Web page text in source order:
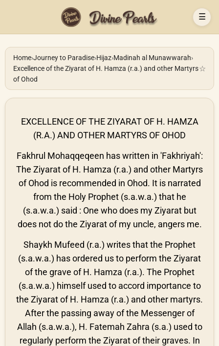
☰
Home›Journey to Paradise›Hijaz›Madinah al Munawwarah›
Excellence of the Ziyarat of H. Hamza (r.a.) and other Martyrs
of Ohod
☆
EXCELLENCE OF THE ZIYARAT OF H. HAMZA
(R.A.) AND OTHER MARTYRS OF OHOD
Fakhrul Mohaqqeqeen has written in 'Fakhriyah':
The Ziyarat of H. Hamza (r.a.) and other Martyrs
of Ohod is recommended in Ohod. It is narrated
from the Holy Prophet (s.a.w.a.) that he
(s.a.w.a.) said : One who does my Ziyarat but
does not do the Ziyarat of my uncle, angers me.
Shaykh Mufeed (r.a.) writes that the Prophet
(s.a.w.a.) has ordered us to perform the Ziyarat
of the grave of H. Hamza (r.a.). The Prophet
(s.a.w.a.) himself used to accord importance to
the Ziyarat of H. Hamza (r.a.) and other martyrs.
After the passing away of the Messenger of
Allah (s.a.w.a.), H. Fatemah Zahra (s.a.) used to
regularly perform the Ziyarat of their graves. In